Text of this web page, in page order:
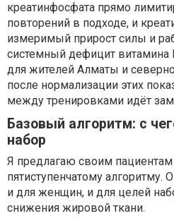
креатинфосфата прямо
повторений в подходе, и
измеримый прирост силы и
системный дефицит витамина
для жителей Алматы и
после нормализации этих
между тренировками идёт
Базовый алгоритм: с
набор
Я предлагаю своим
пятиступенчатому алгоритму.
и для женщин, и для целей
снижения жировой ткани.